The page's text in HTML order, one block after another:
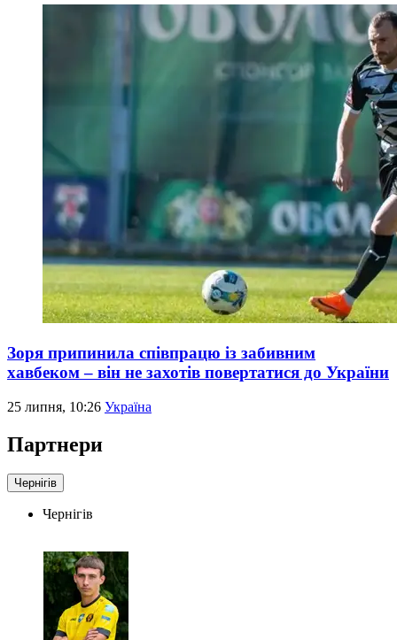
Зоря припинила співпрацю із забивним
хавбеком – він не захотів повертатися до України
25 липня, 10:26 Україна
Партнери
Чернігів
Чернігів